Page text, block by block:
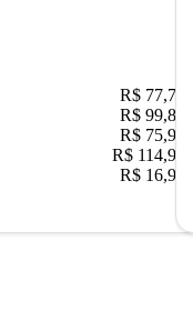
R$ 77,70
R$ 99,89
R$ 75,90
R$ 114,90
R$ 16,90